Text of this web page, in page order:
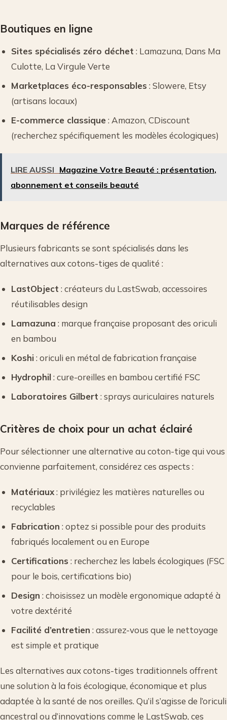
Boutiques en ligne
Sites spécialisés zéro déchet : Lamazuna, Dans Ma
Culotte, La Virgule Verte
Marketplaces éco-responsables : Slowere, Etsy
(artisans locaux)
E-commerce classique: Amazon, CDiscount
(recherchez spécifiquement les modèles écologiques)
LIRE AUSSI Magazine Votre Beauté : présentation,
abonnement et conseils beauté
Marques de référence
Plusieurs fabricants se sont spécialisés dans les
alternatives aux cotons-tiges de qualité :
LastObject : créateurs du LastSwab, accessoires
réutilisables design
Lamazuna : marque française proposant des oriculi
en bambou
Koshi: oriculi en métal de fabrication française
Hydrophil: cure-oreilles en bambou certifié FSC
Laboratoires Gilbert : sprays auriculaires naturels
Critères de choix pour un achat éclairé
Pour sélectionner une alternative au coton-tige qui vous
convienne parfaitement, considérez ces aspects :
Matériaux: privilégiez les matières naturelles ou
recyclables
Fabrication : optez si possible pour des produits
fabriqués localement ou en Europe
Certifications : recherchez les labels écologiques (FSC
pour le bois, certifications bio)
Design : choisissez un modèle ergonomique adapté à
votre dextérité
Facilité d’entretien : assurez-vous que le nettoyage
est simple et pratique
Les alternatives aux cotons-tiges traditionnels offrent
une solution à la fois écologique, économique et plus
adaptée à la santé de nos oreilles. Qu’il s’agisse de l’oriculi
ancestral ou d’innovations comme le LastSwab, ces